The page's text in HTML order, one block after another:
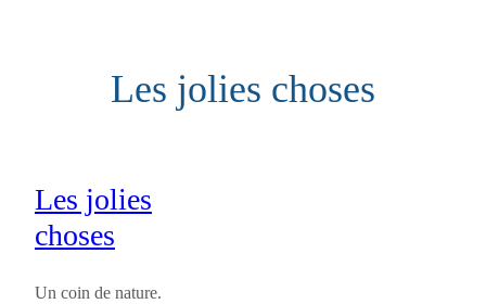
Les jolies choses
Les jolies
choses
Un coin de nature.